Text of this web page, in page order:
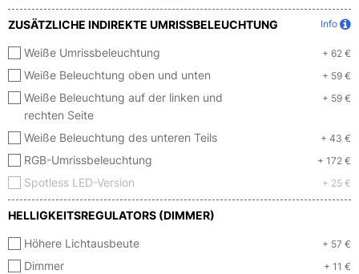
ZUSÄTZLICHE INDIREKTE UMRISSBELEUCHTUNG Info
Weiße Umrissbeleuchtung + 62 €
Weiße Beleuchtung oben und unten + 59 €
Weiße Beleuchtung auf der linken und
rechten Seite
+ 59 €
Weiße Beleuchtung des unteren Teils + 43 €
RGB-Umrissbeleuchtung + 172 €
Spotless LED-Version + 25 €
HELLIGKEITSREGULATORS (DIMMER)
Höhere Lichtausbeute + 57 €
Dimmer + 11 €